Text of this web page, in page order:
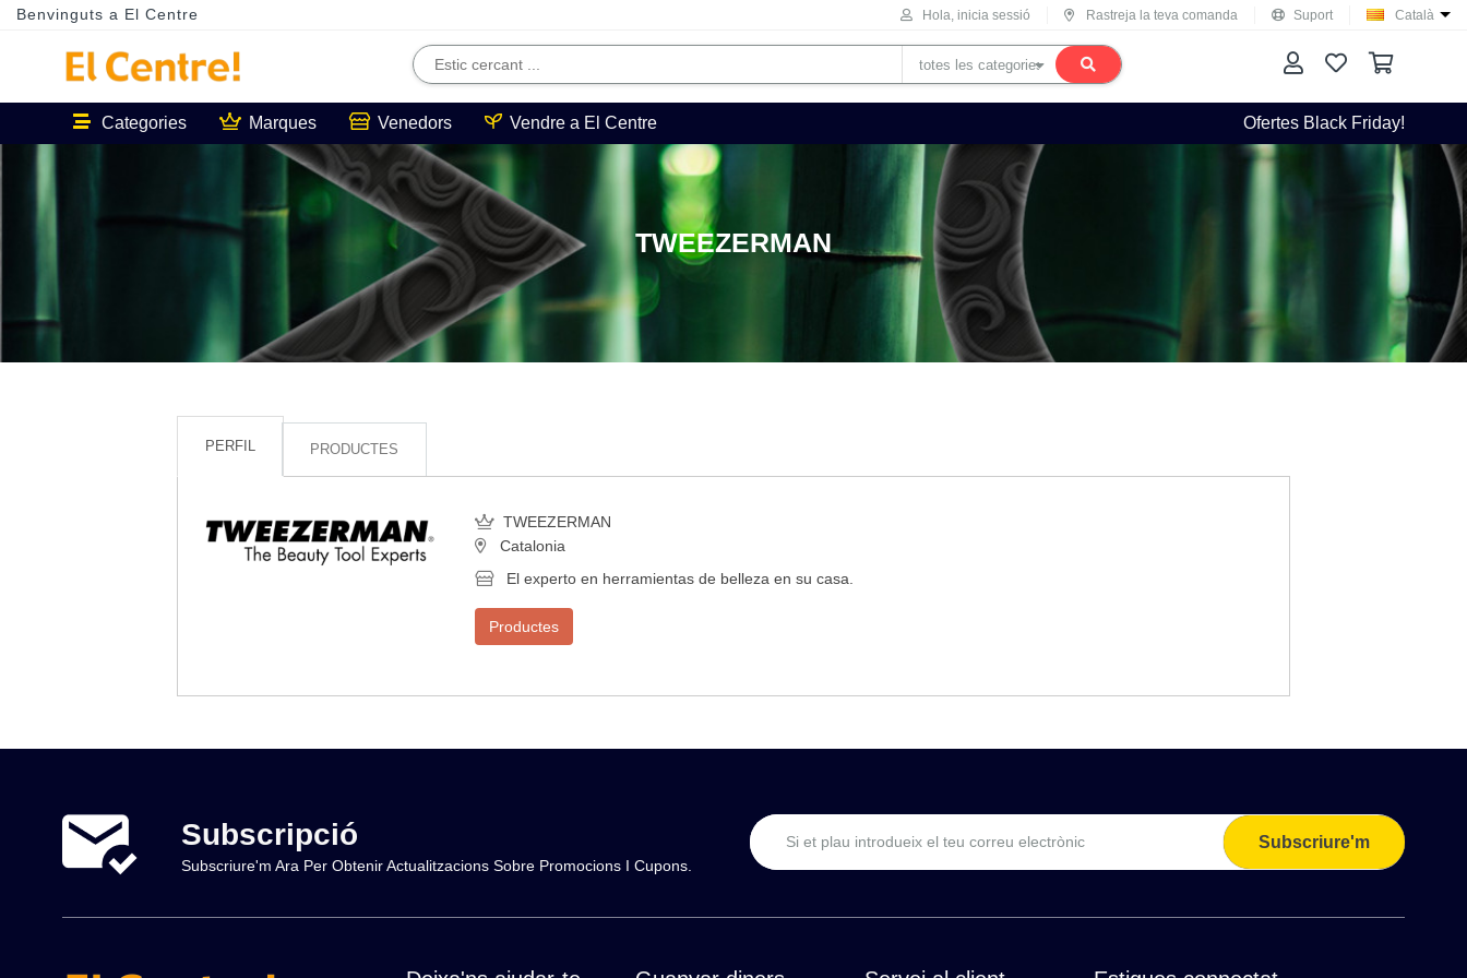
Benvinguts a El Centre Hola, inicia sessió Rastreja la teva comanda Suport Català
Categories Marques Venedors Vendre a El Centre Ofertes Black Friday!
TWEEZERMAN
PERFIL PRODUCTES
TWEEZERMAN
Catalonia
El experto en herramientas de belleza en su casa.
Productes
Subscripció
Subscriure'm Ara Per Obtenir Actualitzacions Sobre Promocions I Cupons.
Subscriure'm